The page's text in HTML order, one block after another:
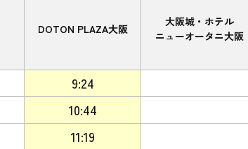
DOTON PLAZA大阪
大阪城・ホテル
ニューオータニ大阪
9:24
10:44
11:19